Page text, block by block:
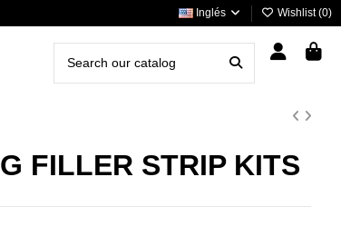
Inglés Wishlist (0)
FILLER STRIP KITS